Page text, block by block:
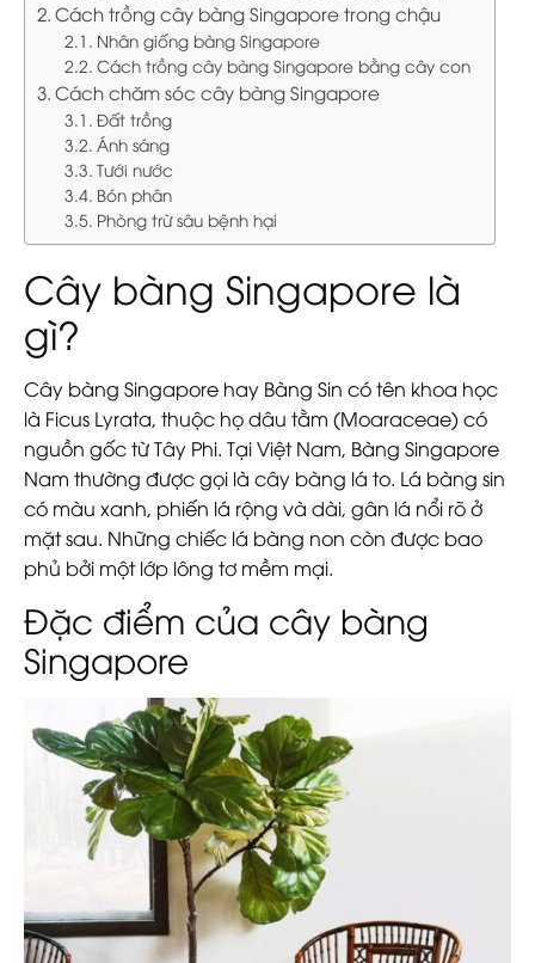
Cách trồng cây bàng Singapore trong chậu
Nhân giống bàng Singapore
Cách trồng cây bàng Singapore bằng cây con
Cách chăm sóc cây bàng Singapore
Đất trồng
Ánh sáng
Tưới nước
Bón phân
Phòng trừ sâu bệnh hại
Cây bàng Singapore là
gì?
Cây bàng Singapore hay Bàng Sin có tên khoa học
là Ficus Lyrata, thuộc họ dâu tằm (Moaraceae) có
nguồn gốc từ Tây Phi. Tại Việt Nam, Bàng Singapore
Nam thường được gọi là cây bàng lá to. Lá bàng sin
có màu xanh, phiến lá rộng và dài, gân lá nổi rõ ở
mặt sau. Những chiếc lá bàng non còn được bao
phủ bởi một lớp lông tơ mềm mại.
Đặc điểm của cây bàng
Singapore